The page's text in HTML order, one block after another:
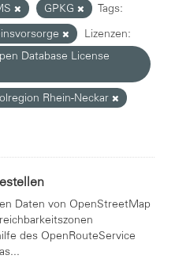
GPKG
Tags:
Lizenzen:
Database License
Rhein-Neckar
Daten von OpenStreetMap
des OpenRouteService